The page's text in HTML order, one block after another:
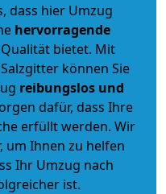
dass hier Umzug
hervorragende
bietet. Mit
können Sie
reibungslos und
dafür, dass Ihre
erfüllt werden. Wir
um Ihnen zu helfen
Ihr Umzug nach
ist.